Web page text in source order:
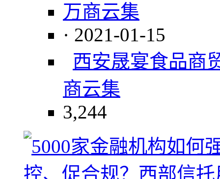
万商云集
· 2021-01-15
西安晟宴食品商
商云集
3,244